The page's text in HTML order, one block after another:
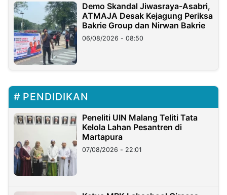
Demo Skandal Jiwasraya-Asabri,
ATMAJA Desak Kejagung Periksa
Bakrie Group dan Nirwan Bakrie
06/08/2026 - 08:50
PENDIDIKAN
Peneliti UIN Malang Teliti Tata
Kelola Lahan Pesantren di
Martapura
07/08/2026 - 22:01